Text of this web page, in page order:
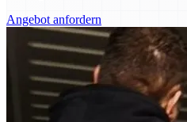
Angebot anfordern